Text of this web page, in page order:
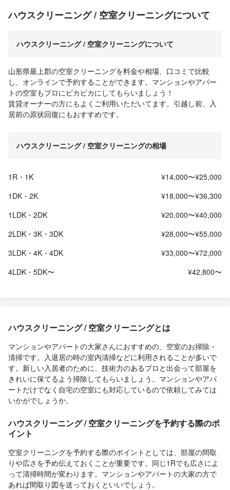
ハウスクリーニング / 空室クリーニングについて
ハウスクリーニング / 空室クリーニングについて
山形県最上郡の空室クリーニングを料金や相場、口コミで比較
し、オンラインで予約することができます。マンションやアパー
トの空室もプロにピカピカにしてもらいましょう！
賃貸オーナーの方にもよくご利用いただいてます。引越し前、入
居前の原状回復にもおすすめです。
ハウスクリーニング / 空室クリーニングの相場
1R・1K
¥14,000〜¥25,000
1DK・2K
¥18,000〜¥36,300
1LDK・2DK
¥20,000〜¥40,000
2LDK・3K・3DK
¥28,000〜¥55,000
3LDK・4K・4DK
¥33,000〜¥72,000
4LDK・5DK〜
¥42,800〜
ハウスクリーニング / 空室クリーニングとは
マンションやアパートの大家さんにおすすめの、空室のお掃除・
清掃です。入退居の時の室内清掃などに利用されることが多いで
す。新しい入居者のために、技術力のあるプロと出会って部屋を
きれいに保てるよう掃除してもらいましょう。マンションやアパ
ートだけでなく自宅の空室にも対応しているので依頼してみては
いかがでしょうか。
ハウスクリーニング / 空室クリーニングを予約する際のポ
イント
空室クリーニングを予約する際のポイントとしては、部屋の間取
りや広さを予め伝えておくことが重要です。同じ1Rでも広さによ
って清掃時間が変わります。マンションやアパートの大家の方で
あれば間取り図を送っておくといいでしょう。